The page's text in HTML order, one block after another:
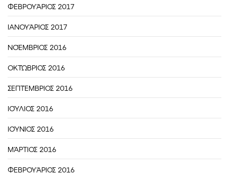
ΦΕΒΡΟΥΆΡΙΟΣ 2017
ΙΑΝΟΥΆΡΙΟΣ 2017
ΝΟΈΜΒΡΙΟΣ 2016
ΟΚΤΏΒΡΙΟΣ 2016
ΣΕΠΤΈΜΒΡΙΟΣ 2016
ΙΟΎΛΙΟΣ 2016
ΙΟΎΝΙΟΣ 2016
ΜΆΡΤΙΟΣ 2016
ΦΕΒΡΟΥΆΡΙΟΣ 2016